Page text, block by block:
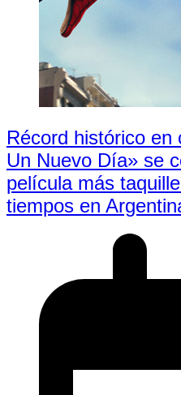
Récord histórico en
Un Nuevo Día» se
película más
tiempos en